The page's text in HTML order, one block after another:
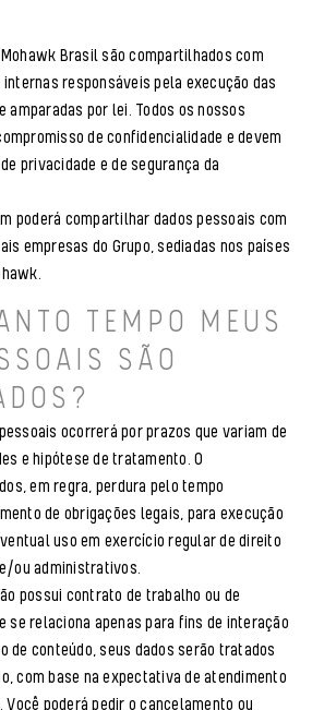
Brasil são compartilhados com
responsáveis pela execução das
amparadas por lei. Todos os nossos
de confidencialidade e devem
privacidade e de segurança da
poderá compartilhar dados pessoais com
empresas do Grupo, sediadas nos países
TEMPO MEUS
SÃO
ocorrerá por prazos que variam de
e hipótese de tratamento. O
em regra, perdura pelo tempo
de obrigações legais, para execução
uso em exercício regular de direito
ou administrativos.
possui contrato de trabalho ou de
se relaciona apenas para fins de interação
de conteúdo, seus dados serão tratados
com base na expectativa de atendimento
poderá pedir o cancelamento ou